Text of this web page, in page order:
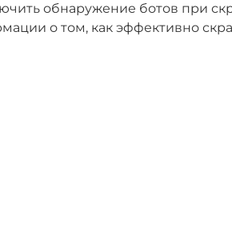
обнаружение ботов при
о том, как эффективно